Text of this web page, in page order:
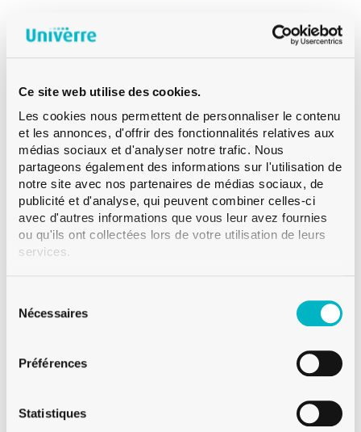
Ce site web utilise des cookies.
Les cookies nous permettent de personnaliser le contenu
et les annonces, d'offrir des fonctionnalités relatives aux
médias sociaux et d'analyser notre trafic. Nous
partageons également des informations sur l'utilisation de
notre site avec nos partenaires de médias sociaux, de
publicité et d'analyse, qui peuvent combiner celles-ci
avec d'autres informations que vous leur avez fournies
ou qu'ils ont collectées lors de votre utilisation de leurs
services.
Nécessaires
Préférences
Statistiques
Les bouteilles à Champagne 75 cl Monterossa de couleur
blanche disposent d'une bague couronne. Ces bouteilles
épaules effacées et un col élancé. Ce modèle de
bouteilles à Champagne est disponible en plusieurs
couleurs.Lire la suite
Bague
Couronne
Couleur
Blanc
Contenance
75 cl
Poids
Paletisation
Sur demande